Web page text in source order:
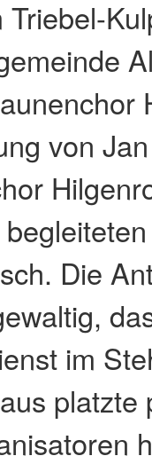
Triebel-
von
Die
im
platzte